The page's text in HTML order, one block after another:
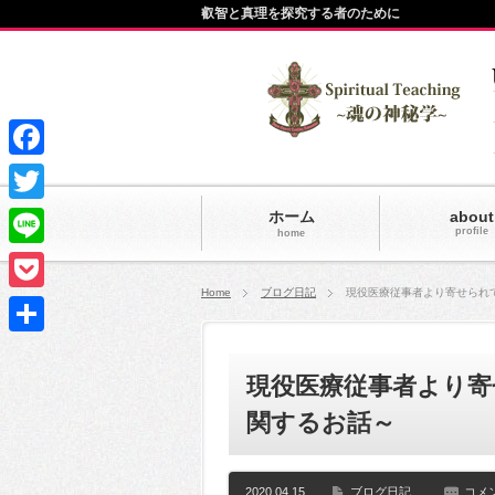
ホーム
home
about
profile
叡智と真理を探究する者のために
Home ブログ日記 現役医療従事者より寄せられ
現役医療従事者より
関するお話～
2020.04.15 ブログ日記 コメ
Facebook
Twitter
Line
Pocket